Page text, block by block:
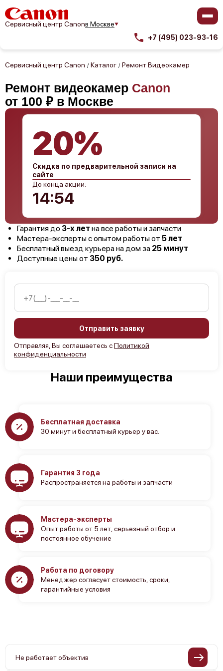
Сервисный центр Canonв Москве
+7 (495) 023-93-16
Сервисный центр Canon / Каталог / Ремонт Видеокамер
Ремонт видеокамер Canon
от 100 ₽ в Москве
Гарантия до 3-х лет на все работы и запчасти
Мастера-эксперты с опытом работы от 5 лет
Бесплатный выезд курьера на дом за 25 минут
Доступные цены от 350 руб.
Отправить заявку
Отправляя, Вы соглашаетесь сПолитикой
конфиденциальности
20%
Скидка по предварительной записи на
сайте
До конца акции:
14:53
Наши преимущества
Бесплатная доставка
30 минут и бесплатный курьер у вас.
Гарантия 3 года
Распространяется на работы и запчасти
Мастера-эксперты
Опыт работы от 5 лет, серьезный отбор и
постоянное обучение
Работа по договору
Менеджер согласует стоимость, сроки,
гарантийные условия
Не работает объектив